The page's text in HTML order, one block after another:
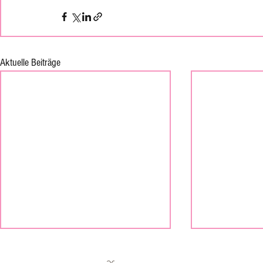
Aktuelle Beiträge